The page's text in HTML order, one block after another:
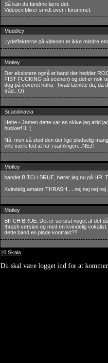
Så kan du fandme lære det.
Videoen bliver smidt over i forummet.
Muddley
Lydeffekterne på videoen er ikke mindre
Motley
Der eksistere også et band der hedder
FIST FUCKING på scenen) og det er nok
dog på coveret haha - hvad tænkte du, da
tråd..:O)
Scandinavia
Hehe - Jamen dette var en skive jeg altid
husker!!1 :)
Nå, men så stod den der lige pludselig
ville være fed at ha' i samlingen...NEJ!
Motley
bandet BITCH BRUE, hører jeg nu på HR.
Kvindelig amatør THRASH.....nej nej nej nej
Motley
BITCH BRUE: Det er seriøst noget af det
thrash version og med en kvindelig
dette band en plade kontrakt??
10 Skala
Du skal være logget ind for at